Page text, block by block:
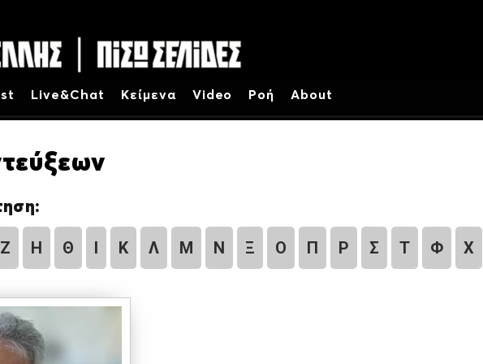
Live&Chat Κείμενα Video Ροή About
Ζ Η Θ Ι Κ Λ Μ Ν Ξ Ο Π Ρ Σ Τ Φ Χ